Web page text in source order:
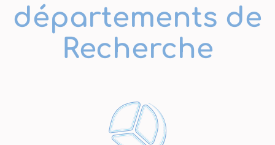
départements de
Recherche